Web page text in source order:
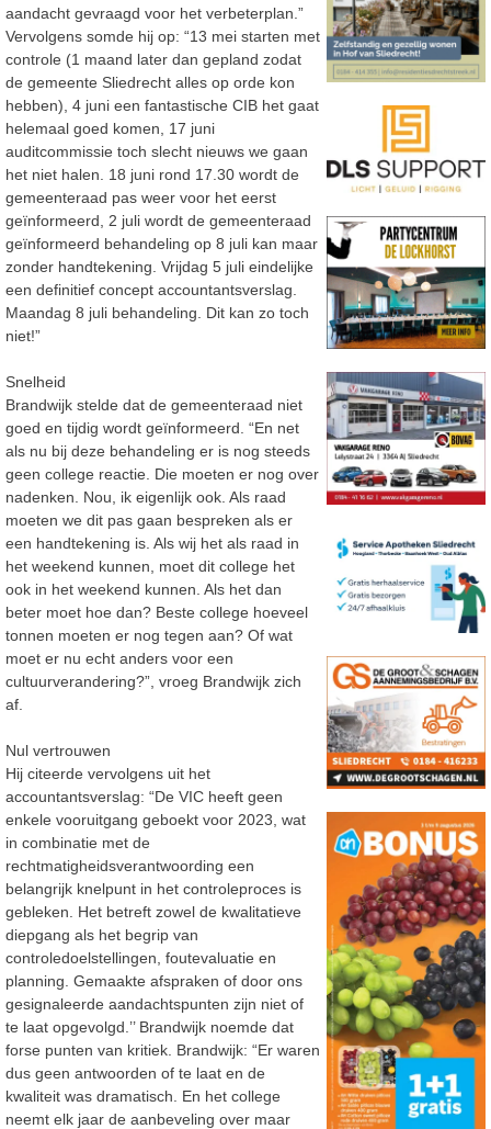
aandacht gevraagd voor het verbeterplan.”
Vervolgens somde hij op: “13 mei starten met
controle (1 maand later dan gepland zodat
de gemeente Sliedrecht alles op orde kon
hebben), 4 juni een fantastische CIB het gaat
helemaal goed komen, 17 juni
auditcommissie toch slecht nieuws we gaan
het niet halen. 18 juni rond 17.30 wordt de
gemeenteraad pas weer voor het eerst
geïnformeerd, 2 juli wordt de gemeenteraad
geïnformeerd behandeling op 8 juli kan maar
zonder handtekening. Vrijdag 5 juli eindelijke
een definitief concept accountantsverslag.
Maandag 8 juli behandeling. Dit kan zo toch
niet!”
Snelheid
Brandwijk stelde dat de gemeenteraad niet
goed en tijdig wordt geïnformeerd. “En net
als nu bij deze behandeling er is nog steeds
geen college reactie. Die moeten er nog over
nadenken. Nou, ik eigenlijk ook. Als raad
moeten we dit pas gaan bespreken als er
een handtekening is. Als wij het als raad in
het weekend kunnen, moet dit college het
ook in het weekend kunnen. Als het dan
beter moet hoe dan? Beste college hoeveel
tonnen moeten er nog tegen aan? Of wat
moet er nu echt anders voor een
cultuurverandering?”, vroeg Brandwijk zich
af.
Nul vertrouwen
Hij citeerde vervolgens uit het
accountantsverslag: “De VIC heeft geen
enkele vooruitgang geboekt voor 2023, wat
in combinatie met de
rechtmatigheidsverantwoording een
belangrijk knelpunt in het controleproces is
gebleken. Het betreft zowel de kwalitatieve
diepgang als het begrip van
controledoelstellingen, foutevaluatie en
planning. Gemaakte afspraken of door ons
gesignaleerde aandachtspunten zijn niet of
te laat opgevolgd.’’ Brandwijk noemde dat
forse punten van kritiek. Brandwijk: “Er waren
dus geen antwoorden of te laat en de
kwaliteit was dramatisch. En het college
neemt elk jaar de aanbeveling over maar